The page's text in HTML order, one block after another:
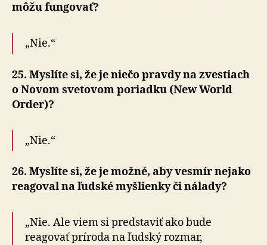
môžu fungovať?
„Nie.“
25. Myslíte si, že je niečo pravdy na zvestiach
o Novom svetovom poriadku (New World
Order)?
„Nie.“
26. Myslíte si, že je možné, aby vesmír nejako
reagoval na ľudské myšlienky či nálady?
„Nie. Ale viem si predstaviť ako bude
reagovať príroda na ľudský rozmar,